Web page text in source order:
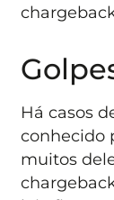
Há casos
conhecido
muitos